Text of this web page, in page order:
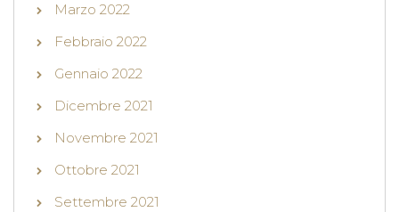
Marzo 2022
Febbraio 2022
Gennaio 2022
Dicembre 2021
Novembre 2021
Ottobre 2021
Settembre 2021